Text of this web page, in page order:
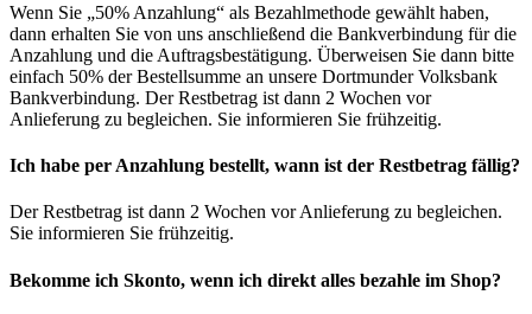
Wenn Sie „50% Anzahlung“ als Bezahlmethode gewählt haben,
dann erhalten Sie von uns anschließend die Bankverbindung für die
Anzahlung und die Auftragsbestätigung. Überweisen Sie dann bitte
einfach 50% der Bestellsumme an unsere Dortmunder Volksbank
Bankverbindung. Der Restbetrag ist dann 2 Wochen vor
Anlieferung zu begleichen. Sie informieren Sie frühzeitig.
Ich habe per Anzahlung bestellt, wann ist der Restbetrag fällig?
Der Restbetrag ist dann 2 Wochen vor Anlieferung zu begleichen.
Sie informieren Sie frühzeitig.
Bekomme ich Skonto, wenn ich direkt alles bezahle im Shop?